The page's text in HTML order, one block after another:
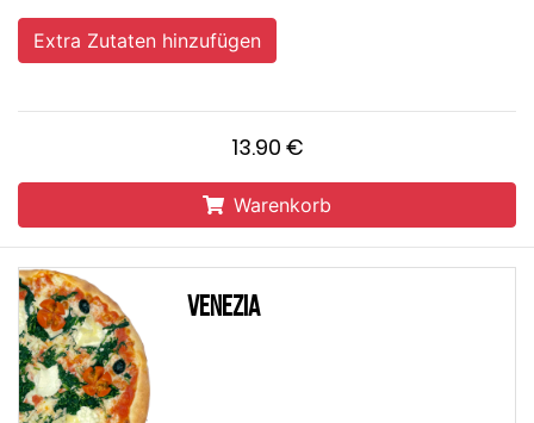
Extra Zutaten hinzufügen
13.90 €
Warenkorb
Venezia